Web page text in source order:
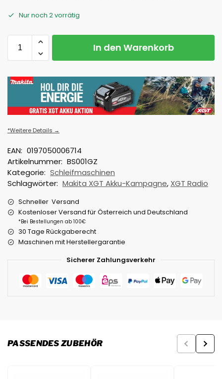
Nur noch 2 vorrätig
In den Warenkorb
*Weitere Details →
EAN: 0197050006714
Artikelnummer: BS001GZ
Kategorie: Schleifmaschinen
Schlagwörter: Makita XGT Akku-Kampagne, XGT Radio
Schneller Versand
Kostenloser Versand für Österreich und Deutschland
*Bei Bestellungen ab 100€
30 Tage Rückgaberecht
Maschinen mit Herstellergarantie
Sicherer Zahlungsverkehr
PASSENDES ZUBEHÖR